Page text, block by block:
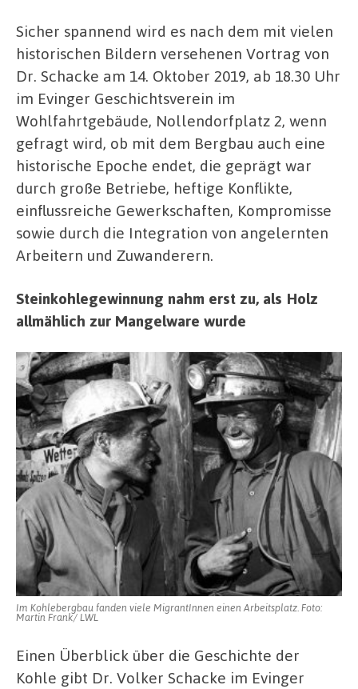
Sicher spannend wird es nach dem mit vielen
historischen Bildern versehenen Vortrag von
Dr. Schacke am 14. Oktober 2019, ab 18.30 Uhr
im Evinger Geschichtsverein im
Wohlfahrtgebäude, Nollendorfplatz 2, wenn
gefragt wird, ob mit dem Bergbau auch eine
historische Epoche endet, die geprägt war
durch große Betriebe, heftige Konflikte,
einflussreiche Gewerkschaften, Kompromisse
sowie durch die Integration von angelernten
Arbeitern und Zuwanderern.
Steinkohlegewinnung nahm erst zu, als Holz
allmählich zur Mangelware wurde
Im Kohlebergbau fanden viele MigrantInnen einen Arbeitsplatz. Foto:
Martin Frank/ LWL
Einen Überblick über die Geschichte der
Kohle gibt Dr. Volker Schacke im Evinger